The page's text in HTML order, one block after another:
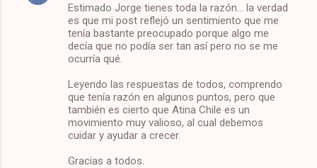
Estimado Jorge tienes toda la razón... la verdad
es que mi post reflejó un sentimiento que me
tenía bastante preocupado porque algo me
decía que no podía ser tan así pero no se me
ocurría qué.
Leyendo las respuestas de todos, comprendo
que tenía razón en algunos puntos, pero que
también es cierto que Atina Chile es un
movimiento muy valioso, al cual debemos
cuidar y ayudar a crecer.
Gracias a todos.